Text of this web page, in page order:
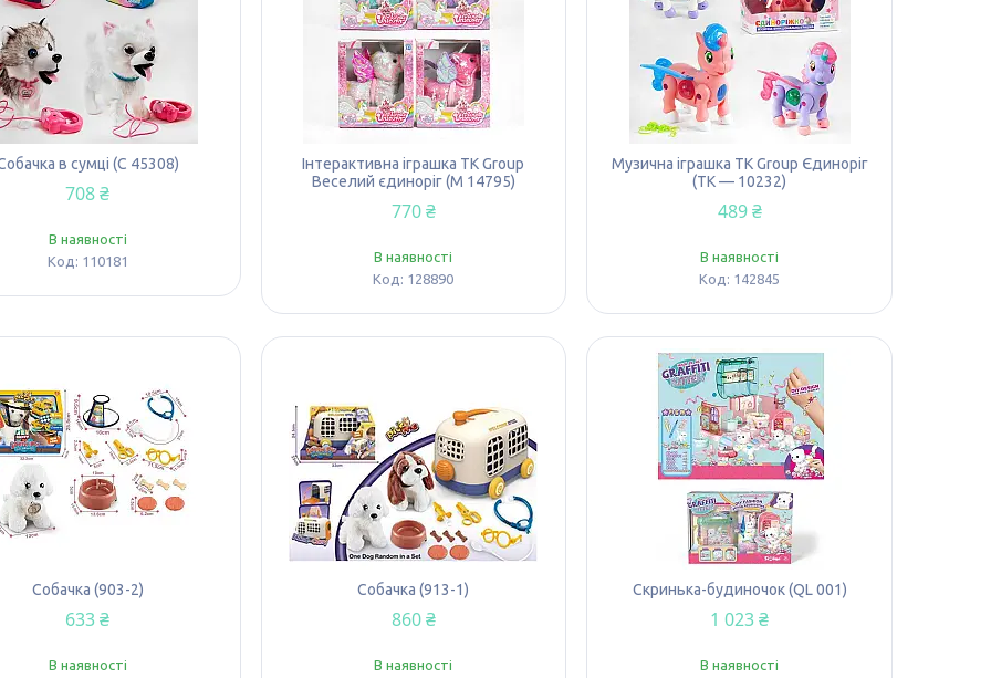
в сумці (С 45308)
708 ₴
В наявності
110181
Інтерактивна іграшка TK Group
Веселий єдиноріг (М 14795)
770 ₴
В наявності
128890
Музична іграшка TK Group Єдиноріг
(TK — 10232)
489 ₴
В наявності
142845
Собачка (903-2)
633 ₴
В наявності
Собачка (913-1)
860 ₴
В наявності
Скринька-будиночок (QL 001)
1 023 ₴
В наявності